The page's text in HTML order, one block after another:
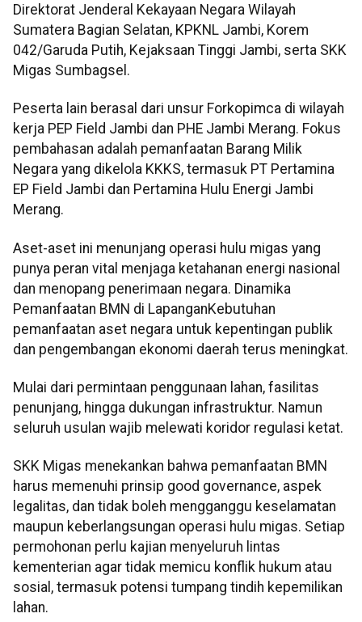
Direktorat Jenderal Kekayaan Negara Wilayah
Sumatera Bagian Selatan, KPKNL Jambi, Korem
042/Garuda Putih, Kejaksaan Tinggi Jambi, serta SKK
Migas Sumbagsel.
Peserta lain berasal dari unsur Forkopimca di wilayah
kerja PEP Field Jambi dan PHE Jambi Merang. Fokus
pembahasan adalah pemanfaatan Barang Milik
Negara yang dikelola KKKS, termasuk PT Pertamina
EP Field Jambi dan Pertamina Hulu Energi Jambi
Merang.
Aset-aset ini menunjang operasi hulu migas yang
punya peran vital menjaga ketahanan energi nasional
dan menopang penerimaan negara. Dinamika
Pemanfaatan BMN di LapanganKebutuhan
pemanfaatan aset negara untuk kepentingan publik
dan pengembangan ekonomi daerah terus meningkat.
Mulai dari permintaan penggunaan lahan, fasilitas
penunjang, hingga dukungan infrastruktur. Namun
seluruh usulan wajib melewati koridor regulasi ketat.
SKK Migas menekankan bahwa pemanfaatan BMN
harus memenuhi prinsip good governance, aspek
legalitas, dan tidak boleh mengganggu keselamatan
maupun keberlangsungan operasi hulu migas. Setiap
permohonan perlu kajian menyeluruh lintas
kementerian agar tidak memicu konflik hukum atau
sosial, termasuk potensi tumpang tindih kepemilikan
lahan.